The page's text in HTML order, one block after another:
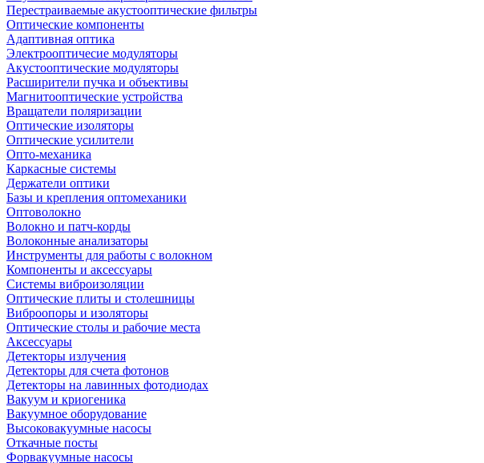
Перестраиваемые акустооптические фильтры
Оптические компоненты
Адаптивная оптика
Электрооптичесие модуляторы
Акустооптические модуляторы
Расширители пучка и объективы
Магнитооптические устройства
Вращатели поляризации
Оптические изоляторы
Оптические усилители
Опто-механика
Каркасные системы
Держатели оптики
Базы и крепления оптомеханики
Оптоволокно
Волокно и патч-корды
Волоконные анализаторы
Инструменты для работы с волокном
Компоненты и аксессуары
Системы виброизоляции
Оптические плиты и столешницы
Виброопоры и изоляторы
Оптические столы и рабочие места
Аксессуары
Детекторы излучения
Детекторы для счета фотонов
Детекторы на лавинных фотодиодах
Вакуум и криогеника
Вакуумное оборудование
Высоковакуумные насосы
Откачные посты
Форвакуумные насосы